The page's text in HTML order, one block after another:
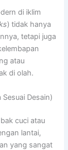
di iklim
) tidak hanya
tetapi juga
atau
di olah.
Desain)
cuci atau
lantai,
yang sangat